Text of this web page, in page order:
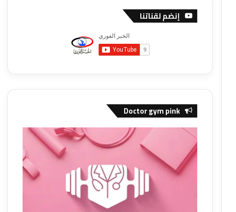
إنضم لقناتنا
Doctor gym pink